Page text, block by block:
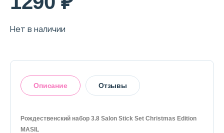
Доставка и оплата
Контактная информация
Телефон
Нет в наличии
Описание Отзывы
Рождественский набор 3.8 Salon Stick Set Christmas Edition
MASIL